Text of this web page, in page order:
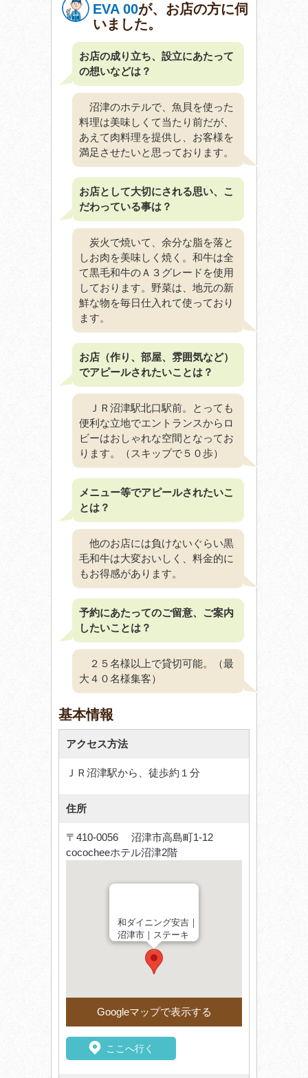
EVA 00が、お店の方に伺
いました。
お店の成り立ち、設立にあたって
の想いなどは？
沼津のホテルで、魚貝を使った
料理は美味しくて当たり前だが、
あえて肉料理を提供し、お客様を
満足させたいと思っております。
お店として大切にされる思い、こ
だわっている事は？
炭火で焼いて、余分な脂を落と
しお肉を美味しく焼く。和牛は全
て黒毛和牛のＡ３グレードを使用
しております。野菜は、地元の新
鮮な物を毎日仕入れて使っており
ます。
お店（作り、部屋、雰囲気など）
でアピールされたいことは？
ＪＲ沼津駅北口駅前。とっても
便利な立地でエントランスからロ
ビーはおしゃれな空間となってお
ります。（スキップで５０歩）
メニュー等でアピールされたいこ
とは？
他のお店には負けないぐらい黒
毛和牛は大変おいしく、料金的に
もお得感があります。
予約にあたってのご留意、ご案内
したいことは？
２５名様以上で貸切可能。（最
大４０名様集客）
基本情報
アクセス方法
ＪＲ沼津駅から、徒歩約１分
住所
〒410-0056 沼津市高島町1-12
cococheeホテル沼津2階
和ダイニング安吉｜
沼津市｜ステーキ
Googleマップで表示する
ここへ行く